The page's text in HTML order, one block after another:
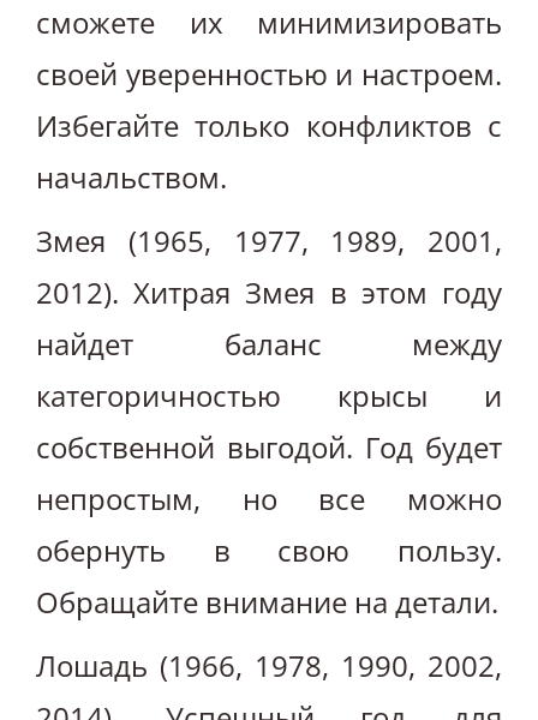
сможете их минимизировать
своей уверенностью и настроем.
Избегайте только конфликтов с
начальством.
Змея (1965, 1977, 1989, 2001,
2012). Хитрая Змея в этом году
найдет баланс между
категоричностью крысы и
собственной выгодой. Год будет
непростым, но все можно
обернуть в свою пользу.
Обращайте внимание на детали.
Лошадь (1966, 1978, 1990, 2002,